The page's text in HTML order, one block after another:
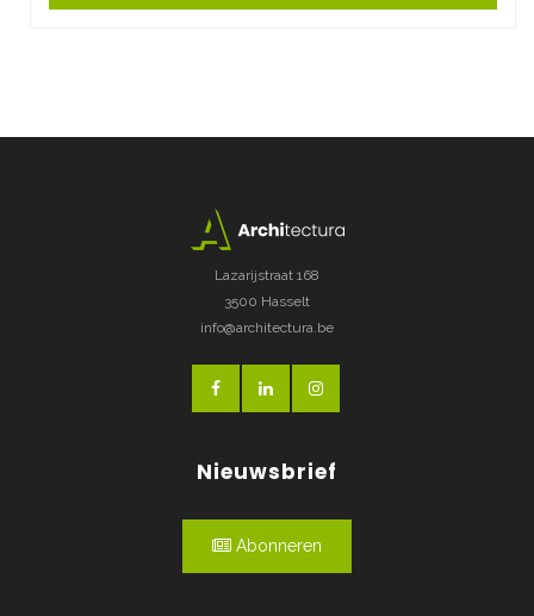
Lazarijstraat 168
3500 Hasselt
info@architectura.be
Nieuwsbrief
Abonneren